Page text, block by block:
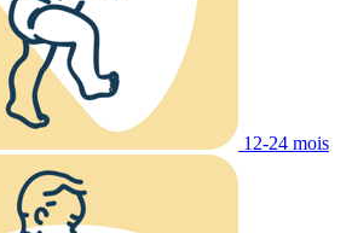
12-24 mois